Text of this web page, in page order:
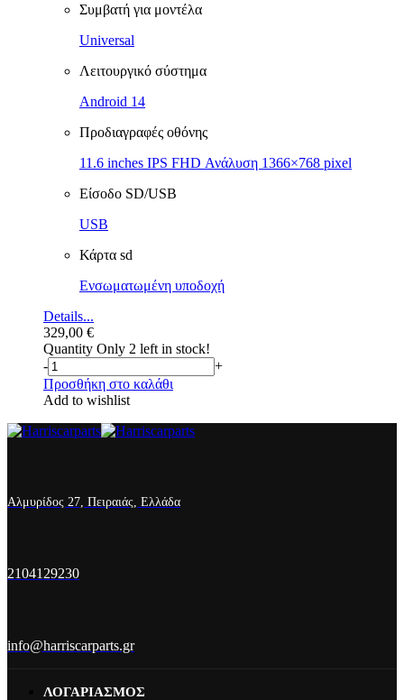
Συμβατή για μοντέλα
Universal
Λειτουργικό σύστημα
Android 14
Προδιαγραφές οθόνης
11.6 inches IPS FHD Ανάλυση 1366×768 pixel
Είσοδο SD/USB
USB
Κάρτα sd
Ενσωματωμένη υποδοχή
Details...
329,00 €
Quantity Only 2 left in stock!
-
+
Προσθήκη στο καλάθι
Add to wishlist
Αλμυρίδος 27, Πειραιάς, Ελλάδα
2104129230
info@harriscarparts.gr
ΛΟΓΑΡΙΑΣΜΟΣ